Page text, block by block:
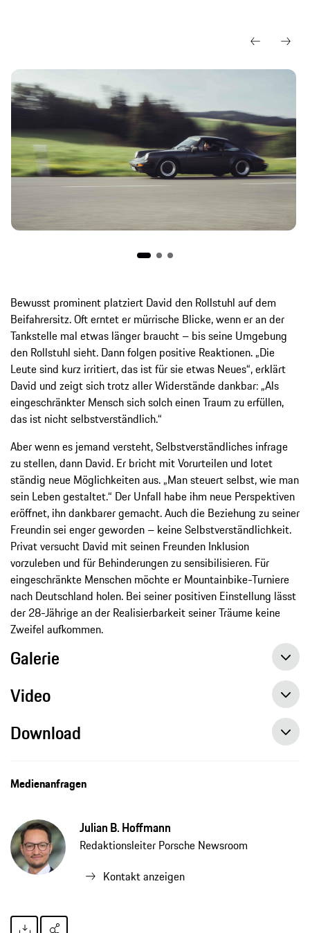
Bewusst prominent platziert David den Rollstuhl auf dem
Beifahrersitz. Oft erntet er mürrische Blicke, wenn er an der
Tankstelle mal etwas länger braucht – bis seine Umgebung
den Rollstuhl sieht. Dann folgen positive Reaktionen. „Die
Leute sind kurz irritiert, das ist für sie etwas Neues“, erklärt
David und zeigt sich trotz aller Widerstände dankbar: „Als
eingeschränkter Mensch sich solch einen Traum zu erfüllen,
das ist nicht selbstverständlich.“
Aber wenn es jemand versteht, Selbstverständliches infrage
zu stellen, dann David. Er bricht mit Vorurteilen und lotet
ständig neue Möglichkeiten aus. „Man steuert selbst, wie man
sein Leben gestaltet.“ Der Unfall habe ihm neue Perspektiven
eröffnet, ihn dankbarer gemacht. Auch die Beziehung zu seiner
Freundin sei enger geworden – keine Selbstverständlichkeit.
Privat versucht David mit seinen Freunden Inklusion
vorzuleben und für Behinderungen zu sensibilisieren. Für
eingeschränkte Menschen möchte er Mountainbike-Turniere
nach Deutschland holen. Bei seiner positiven Einstellung lässt
der 28-Jährige an der Realisierbarkeit seiner Träume keine
Zweifel aufkommen.
Galerie
Video
Download
Medienanfragen
Julian B. Hoffmann
Redaktionsleiter Porsche Newsroom
Kontakt anzeigen